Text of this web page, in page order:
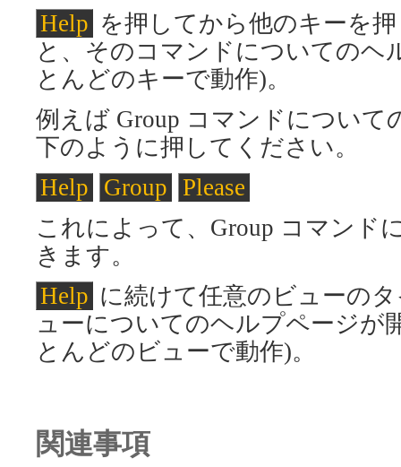
Help を押してから他のキーを
と、そのコマンドについてのヘ
とんどのキーで動作)。
例えば Group コマンドについて
下のように押してください。
Help
Group Please
これによって、Group コマンド
きます。
Help に続けて任意のビューの
ューについてのヘルプページが
とんどのビューで動作)。
関連事項